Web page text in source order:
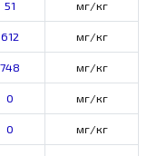
51 мг/кг
612 мг/кг
748 мг/кг
0 мг/кг
0 мг/кг